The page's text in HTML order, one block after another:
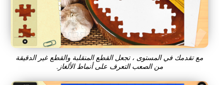
مع تقدمك في المستوى ، تجعل القطع المنقلبة والقطع غير الدقيقة
من الصعب التعرف على أنماط الألغاز.